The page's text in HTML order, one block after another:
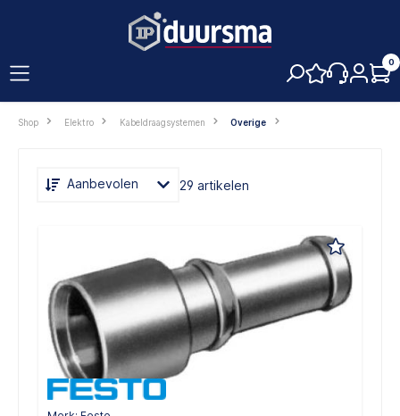
0
Shop Elektro Kabeldraagsystemen Overige
Aanbevolen 29 artikelen